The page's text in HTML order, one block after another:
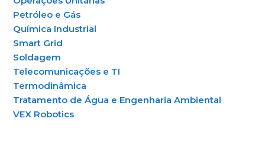
Petróleo e Gás
Química Industrial
Smart Grid
Soldagem
Telecomunicações e TI
Termodinâmica
Tratamento de Água e Engenharia Ambiental
VEX Robotics